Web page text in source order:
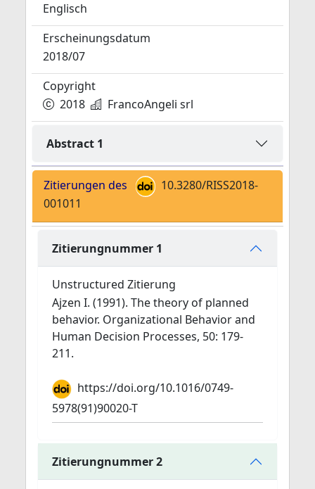
Englisch
Erscheinungsdatum
2018/07
Copyright
2018
FrancoAngeli srl
Abstract 1
Zitierungen des
10.3280/RISS2018-
001011
Zitierungnummer 1
Unstructured Zitierung
Ajzen I. (1991). The theory of planned
behavior. Organizational Behavior and
Human Decision Processes, 50: 179-
211.
https://doi.org/10.1016/0749-
5978(91)90020-T
Zitierungnummer 2